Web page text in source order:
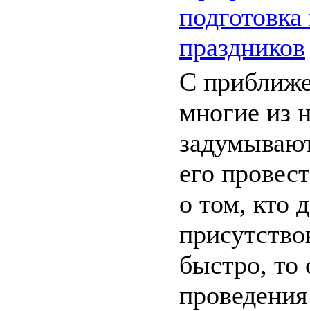
праздников
С
многие из
его
о том, кто
быстро, то